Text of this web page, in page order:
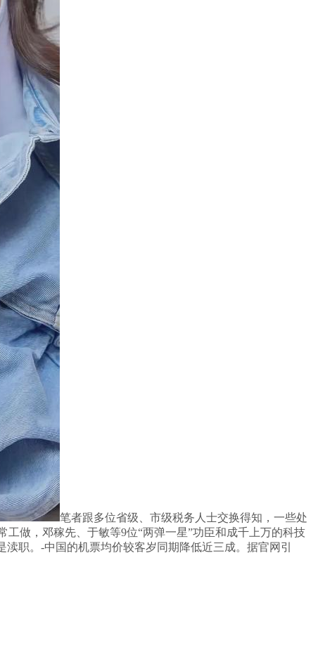
笔者跟多位省级、市级税务人士交换得知，一些处
做，邓稼先、于敏等9位“两弹一星”功臣和成千上万的科技
职。-中国的机票均价较客岁同期降低近三成。据官网引